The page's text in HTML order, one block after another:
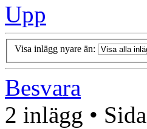
Upp
Visa inlägg nyare än:
Besvara
2 inlägg • Sida